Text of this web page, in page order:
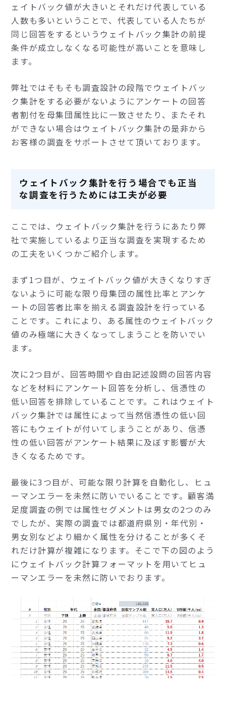
ェイトバック値が大きいとそれだけ代表している
人数も多いということで、代表している人たちが
同じ回答をするというウェイトバック集計の前提
条件が成立しなくなる可能性が高いことを意味し
ます。
弊社ではそもそも調査設計の段階でウェイトバッ
ク集計をする必要がないようにアンケートの回答
者割付を母集団属性比に一致させたり、またそれ
ができない場合はウェイトバック集計の是非から
お客様の調査をサポートさせて頂いております。
ウェイトバック集計を行う場合でも正当
な調査を行うためには工夫が必要
ここでは、ウェイトバック集計を行うにあたり弊
社で実施しているより正当な調査を実現するため
の工夫をいくつかご紹介します。
まず1つ目が、ウェイトバック値が大きくなりすぎ
ないように可能な限り母集団の属性比率とアンケ
ートの回答者比率を揃える調査設計を行っている
ことです。これにより、ある属性のウェイトバック
値のみ極端に大きくなってしまうことを防いでい
ます。
次に2つ目が、回答時間や自由記述設問の回答内容
などを材料にアンケート回答を分析し、信憑性の
低い回答を排除していることです。これはウェイト
バック集計では属性によって当然信憑性の低い回
答にもウェイトが付いてしまうことがあり、信憑
性の低い回答がアンケート結果に及ぼす影響が大
きくなるためです。
最後に3つ目が、可能な限り計算を自動化し、ヒュ
ーマンエラーを未然に防いでいることです。顧客満
足度調査の例では属性セグメントは男女の2つのみ
でしたが、実際の調査では都道府県別・年代別・
男女別などより細かく属性を分けることが多くそ
れだけ計算が複雑になります。そこで下の図のよう
にウェイトバック計算フォーマットを用いてヒュ
ーマンエラーを未然に防いでおります。